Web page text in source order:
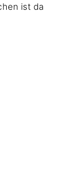
ist da